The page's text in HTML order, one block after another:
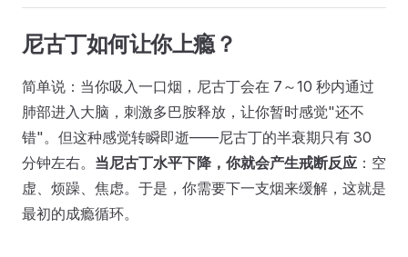
尼古丁如何让你上瘾？
简单说：当你吸入一口烟，尼古丁会在 7～10 秒内通过
肺部进入大脑，刺激多巴胺释放，让你暂时感觉"还不
错"。但这种感觉转瞬即逝——尼古丁的半衰期只有 30
分钟左右。 当尼古丁水平下降，你就会产生戒断反应 ：空
虚、烦躁、焦虑。于是，你需要下一支烟来缓解，这就是
最初的成瘾循环。